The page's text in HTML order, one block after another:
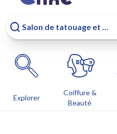
Explorer
Coiffure &
Beauté